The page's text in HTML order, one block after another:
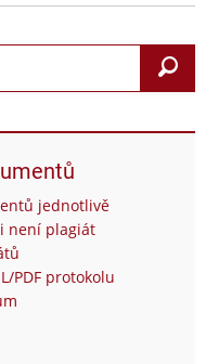
jednotlivě
není plagiát
PDF protokolu